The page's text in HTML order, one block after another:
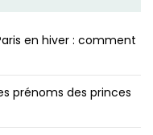
en hiver : comment
prénoms des princes